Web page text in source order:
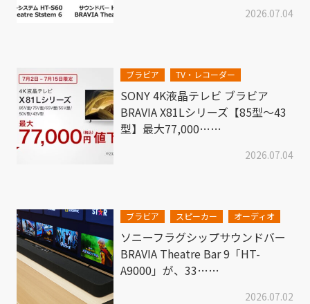
2026.07.04
ブラビア TV・レコーダー
SONY 4K液晶テレビ ブラビア
BRAVIA X81Lシリーズ【85型～43
型】最大77,000……
2026.07.04
ブラビア スピーカー オーディオ
ソニーフラグシップサウンドバー
BRAVIA Theatre Bar 9「HT-
A9000」が、33……
2026.07.02